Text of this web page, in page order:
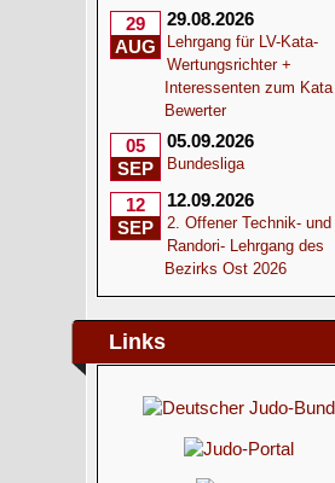
29
AUG
29.08.2026
Lehrgang für LV-Kata-
Wertungsrichter +
Interessenten zum Kata
Bewerter
05
SEP
05.09.2026
Bundesliga
12
SEP
12.09.2026
2. Offener Technik- und
Randori- Lehrgang des
Bezirks Ost 2026
Links